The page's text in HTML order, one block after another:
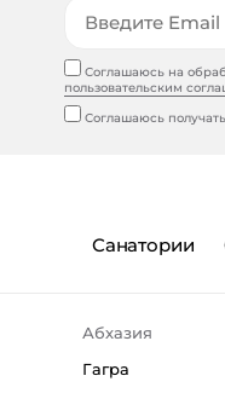
Соглашаюсь на
пользовательским
Соглашаюсь получать
Санатории
Абхазия
Гагра